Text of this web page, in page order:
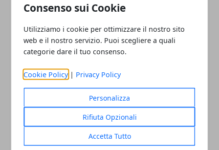
Consenso sui Cookie
Utilizziamo i cookie per ottimizzare il nostro sito
web e il nostro servizio. Puoi scegliere a quali
categorie dare il tuo consenso.
Cookie Policy | Privacy Policy
Personalizza
Rifiuta Opzionali
Accetta Tutto
ARTICOLI CORRELATI